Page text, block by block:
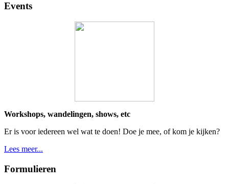
Events
Workshops, wandelingen, shows, etc
Er is voor iedereen wel wat te doen! Doe je mee, of kom je kijken?
Lees meer...
Formulieren